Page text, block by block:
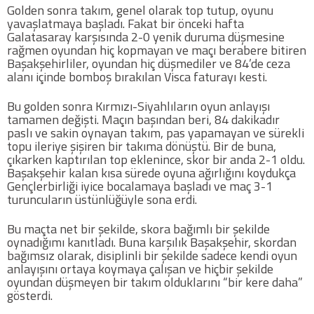
Bisiklet
Diğer Sporlar
Sosyal Medya
Facebook
Twitter
Instagram
Hakkımızda
Golden sonra takım, genel olarak top tutup, oyunu
yavaşlatmaya başladı. Fakat bir önceki hafta
Galatasaray karşısında 2-0 yenik duruma düşmesine
rağmen oyundan hiç kopmayan ve maçı berabere bitiren
Başakşehirliler, oyundan hiç düşmediler ve 84’de ceza
alanı içinde bomboş bırakılan Visca faturayı kesti.
Bu golden sonra Kırmızı-Siyahlıların oyun anlayışı
tamamen değişti. Maçın başından beri, 84 dakikadır
paslı ve sakin oynayan takım, pas yapamayan ve sürekli
topu ileriye şişiren bir takıma dönüştü. Bir de buna,
çıkarken kaptırılan top eklenince, skor bir anda 2-1 oldu.
Başakşehir kalan kısa sürede oyuna ağırlığını koydukça
Gençlerbirliği iyice bocalamaya başladı ve maç 3-1
turuncuların üstünlüğüyle sona erdi.
Bu maçta net bir şekilde, skora bağımlı bir şekilde
oynadığımı kanıtladı. Buna karşılık Başakşehir, skordan
bağımsız olarak, disiplinli bir şekilde sadece kendi oyun
anlayışını ortaya koymaya çalışan ve hiçbir şekilde
oyundan düşmeyen bir takım olduklarını “bir kere daha”
gösterdi.